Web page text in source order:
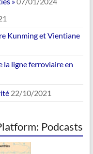
Kunming et Vientiane
la ligne ferroviaire en
22/10/2021
Podcasts